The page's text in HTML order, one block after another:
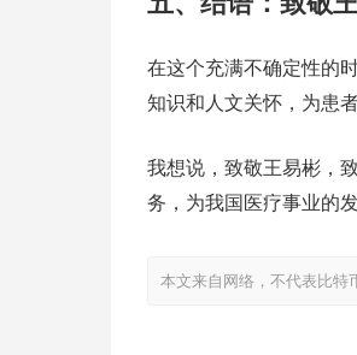
在这个充满不确定性的
知识和人文关怀，为患
我想说，致敬王易彬，
务，为我国医疗事业的
本文来自网络，不代表比特